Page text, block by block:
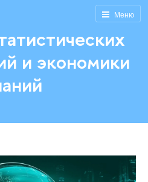
Меню
и экономики